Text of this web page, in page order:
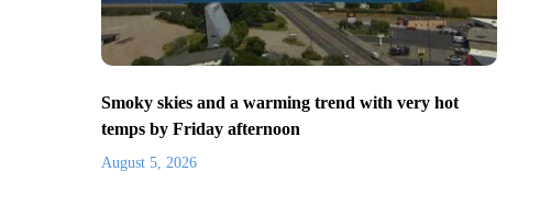
Smoky skies and a warming trend with very hot
temps by Friday afternoon
August 5, 2026